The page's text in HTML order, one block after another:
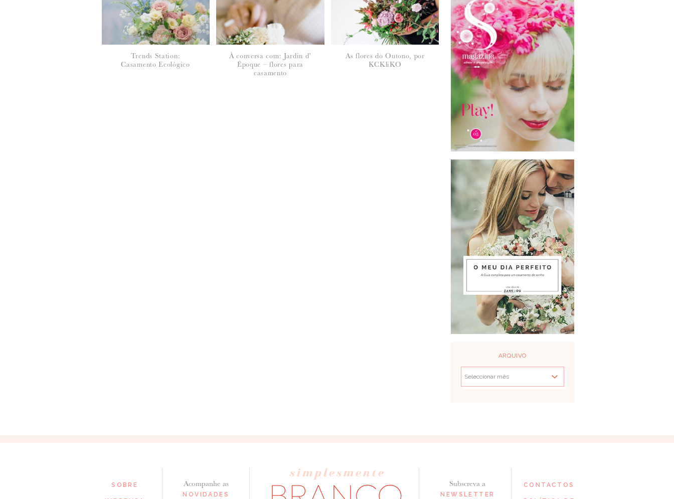
NOME*:
Trends Station:
Casamento Ecológico
À conversa com: Jardin d’
Époque – flores para
casamento
As flores do Outono, por
KCKliKO
ARQUIVO
SOBRE Acompanhe as
NOVIDADES
Subscreva a
NEWSLETTER
CONTACTOS